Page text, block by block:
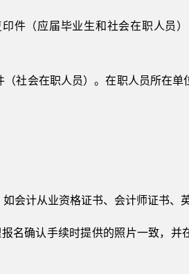
件（应届毕业生和社会在职人员
社会在职人员）。在职人员所在
会计从业资格证书、会计师证书、
名确认手续时提供的照片一致，并